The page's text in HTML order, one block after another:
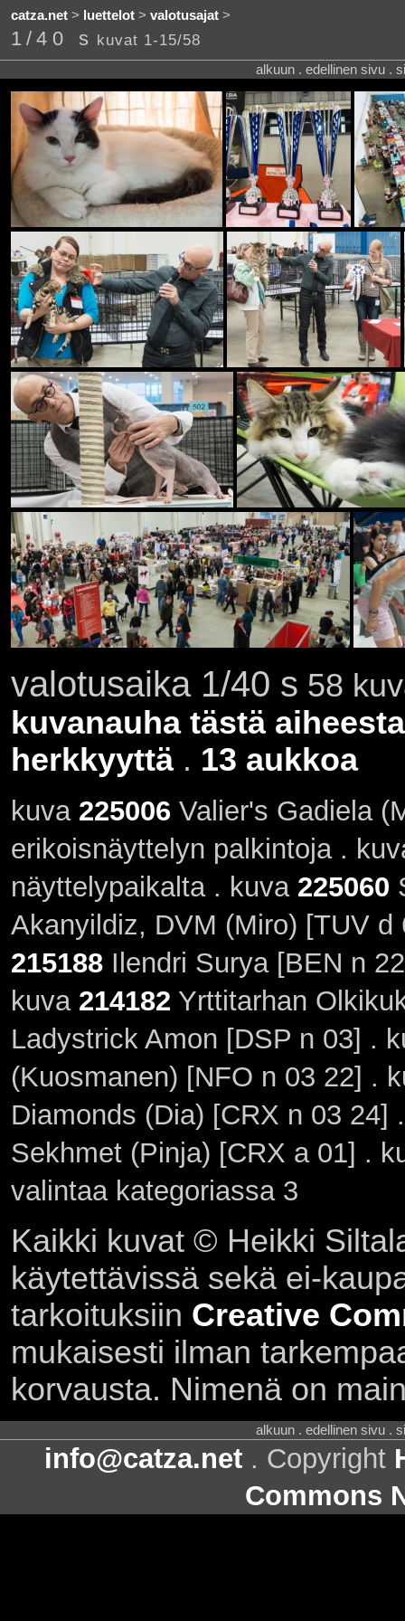
catza.net> luettelot> valotusajat>
1/40 s kuvat 1-15/58
alkuun . edellinen sivu .
valotusaika 1/40 s 58
kuvanauha tästä aiheesta
herkkyyttä. 13 aukkoa
kuva 225006Valier's Gadiela
erikoisnäyttelyn palkintoja .
näyttelypaikalta . kuva 225060
Akanyildiz, DVM (Miro) [TUV
215188Ilendri Surya [BEN n
kuva 214182 Yrttitarhan
Ladystrick Amon [DSP n 03] .
(Kuosmanen) [NFO n 03 22] .
Diamonds (Dia) [CRX n 03 24]
Sekhmet (Pinja) [CRX a 01] .
valintaa kategoriassa 3
Kaikki kuvat © Heikki
käytettävissä sekä ei-
tarkoituksiin Creative
mukaisesti ilman
korvausta. Nimenä on
alkuun . edellinen sivu .
info@catza.net . Copyright
Commons